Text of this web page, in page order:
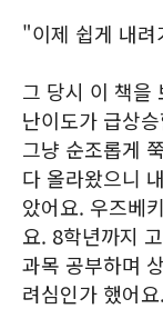
"이제 쉽게 내
그 당시 이 책을
난이도가 급상
그냥 순조롭게
다 올라왔으니
았어요. 우즈베
요. 8학년까지
과목 공부하며
려심인가 했어요.